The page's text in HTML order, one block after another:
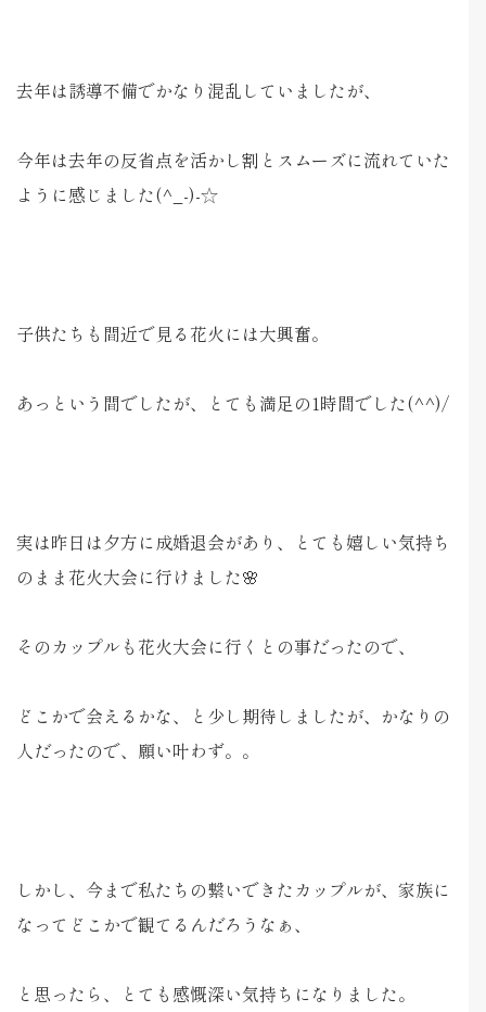
去年は誘導不備でかなり混乱していましたが、
今年は去年の反省点を活かし割とスムーズに流れていた
ように感じました(^_-)-☆
子供たちも間近で見る花火には大興奮。
あっという間でしたが、とても満足の1時間でした(^^)/
実は昨日は夕方に成婚退会があり、とても嬉しい気持ち
のまま花火大会に行けました🌸
そのカップルも花火大会に行くとの事だったので、
どこかで会えるかな、と少し期待しましたが、かなりの
人だったので、願い叶わず。。
しかし、今まで私たちの繋いできたカップルが、家族に
なってどこかで観てるんだろうなぁ、
と思ったら、とても感慨深い気持ちになりました。